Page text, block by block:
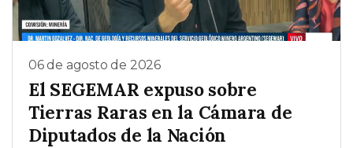
06 de agosto de 2026
El SEGEMAR expuso sobre
Tierras Raras en la Cámara de
Diputados de la Nación